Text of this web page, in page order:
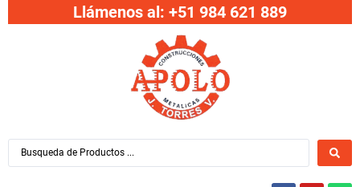
Llámenos al: +51 984 621 889